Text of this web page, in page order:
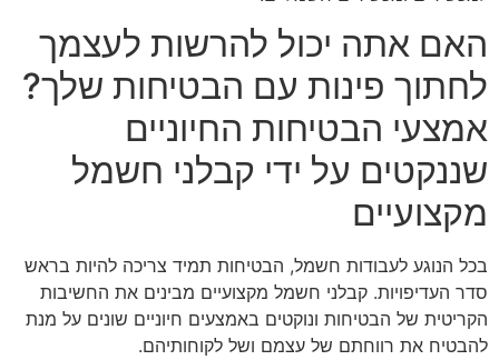
האם אתה יכול להרשות לעצמך
לחתוך פינות עם הבטיחות שלך?
אמצעי הבטיחות החיוניים
שננקטים על ידי קבלני חשמל
מקצועיים
בכל הנוגע לעבודות חשמל, הבטיחות תמיד צריכה להיות בראש
סדר העדיפויות. קבלני חשמל מקצועיים מבינים את החשיבות
הקריטית של הבטיחות ונוקטים באמצעים חיוניים שונים על מנת
להבטיח את רווחתם של עצמם ושל לקוחותיהם.